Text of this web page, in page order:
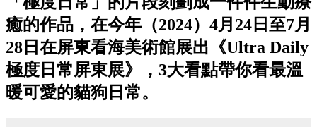
癒的作品，在今年（2024）4月24日至7月
28日在屏東看海美術館展出《Ultra Daily
極度日常屏東展》，3大看點帶你看最溫
暖可愛的貓狗日常。